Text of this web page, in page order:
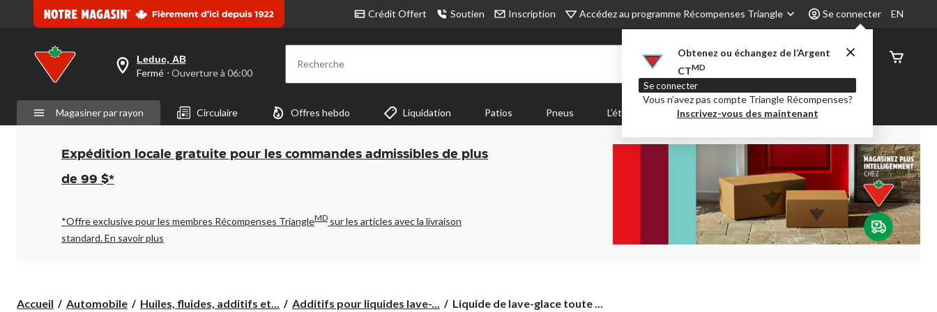
Crédit Offert Soutien Inscription Accédez au programme Récompenses Triangle Se connecter
Obtenez ou échangez de l’Argent
CTMD
Se connecter
Vous n’avez pas compte Triangle Récompenses?
Inscrivez-vous des maintenant
EN
votre
est
Leduc,
AB,
Fermé,
Ouverture
à
pour
changer
Leduc, AB
Fermé ⋅ Ouverture à 06:00 Recherche
État de
Magasiner par rayon Circulaire Offres hebdo Liquidation Patios Pneus L’été Party City Centre-auto
Expédition locale gratuite pour les commandes admissibles de plus
de 99 $*
*Offre exclusive pour les membres Récompenses TriangleMD sur les articles avec la livraison
standard.En savoir plus
Accueil Automobile Huiles, fluides, additifs et... Additifs pour liquides lave-...
Liquide
Liquide de lave-glace toute ...